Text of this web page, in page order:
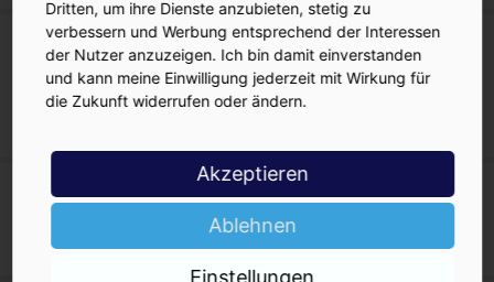
Bitburger: Halbzeit-Absatz-Analyse
2026
05. Juni 2026
Bitburg im Fokus
Rumble in der Eifel
Dritten, um ihre Dienste anzubieten, stetig zu
verbessern und Werbung entsprechend der Interessen
der Nutzer anzuzeigen. Ich bin damit einverstanden
und kann meine Einwilligung jederzeit mit Wirkung für
die Zukunft widerrufen oder ändern.
Akzeptieren
Ablehnen
Einstellungen